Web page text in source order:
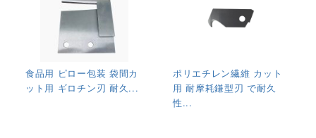
食品用 ピロー包装 袋間カ
ット用 ギロチン刃 耐久...
ポリエチレン繊維 カット
用 耐摩耗鎌型刃 で耐久
性...